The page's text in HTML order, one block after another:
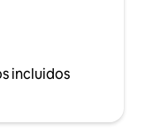
incluidos